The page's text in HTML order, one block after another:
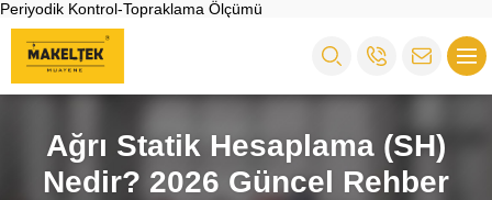
Periyodik Kontrol-Topraklama Ölçümü
Ağrı Statik Hesaplama (SH)
Nedir? 2026 Güncel Rehber